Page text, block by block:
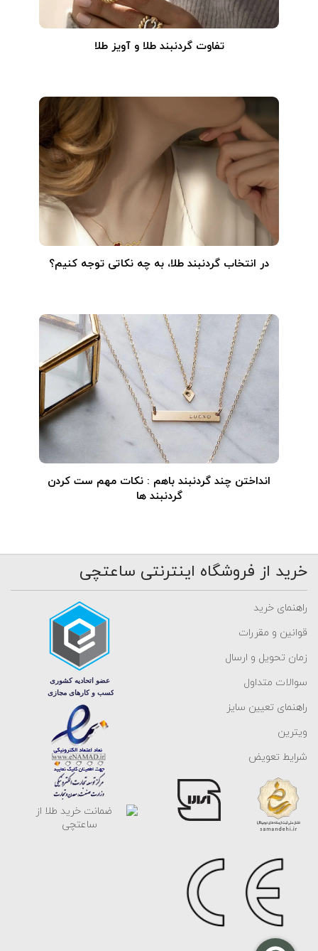
تفاوت گردنبند طلا و آویز طلا
در انتخاب گردنبند طلا‌، به چه نکاتی توجه کنیم؟
انداختن چند گردنبند باهم : نکات مهم ست کردن
گردنبند ها
خرید از فروشگاه اینترنتی ساعتچی
راهنمای خرید
قوانین و مقررات
زمان تحویل و ارسال
سوالات متداول
راهنمای تعیین سایز
ویترین
شرایط تعویض